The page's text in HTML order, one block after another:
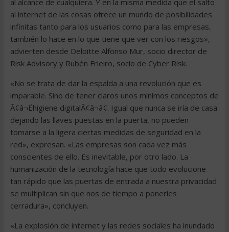
al alcance de cualquiera. Y en la misma medida que el salto
al internet de las cosas ofrece un mundo de posibilidades
infinitas tanto para los usuarios como para las empresas,
también lo hace en lo que tiene que ver con los riesgos»,
advierten desde Deloitte Alfonso Mur, socio director de
Risk Advisory y Rubén Frieiro, socio de Cyber Risk.
«No se trata de dar la espalda a una revolución que es
imparable. Sino de tener claros unos mínimos conceptos de
Ã¢â¬Ëhigiene digitalÃ¢â¬â¢. Igual que nunca se iría de casa
dejando las llaves puestas en la puerta, no pueden
tomarse a la ligera ciertas medidas de seguridad en la
red», expresan. «Las empresas son cada vez más
conscientes de ello. Es inevitable, por otro lado. La
humanización de la tecnología hace que todo evolucione
tan rápido que las puertas de entrada a nuestra privacidad
se multiplican sin que nos de tiempo a ponerles
cerradura», concluyen.
«La explosión de internet y las redes sociales ha inundado